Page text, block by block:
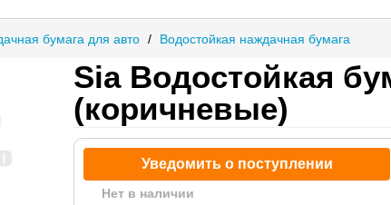
бумага для авто / Водостойкая наждачная бумага
Sia Водостойкая
(коричневые)
Уведомить о поступлении
Нет в наличии